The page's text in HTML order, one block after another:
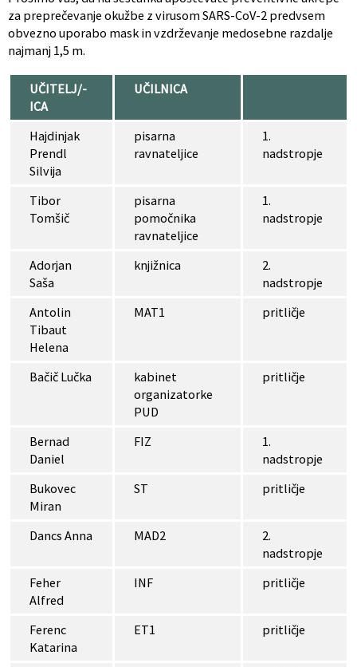
za preprečevanje okužbe z virusom SARS-CoV-2 predvsem
obvezno uporabo mask in vzdrževanje medosebne razdalje
najmanj 1,5 m.
UČITELJ/-
ICA
UČILNICA
Hajdinjak
Prendl
Silvija
pisarna
ravnateljice
1.
nadstropje
Tibor
Tomšič
pisarna
pomočnika
ravnateljice
1.
nadstropje
Adorjan
Saša
knjižnica
2.
nadstropje
Antolin
Tibaut
Helena
MAT1 pritličje
Bačič Lučka
kabinet
organizatorke
PUD
pritličje
Bernad
Daniel
FIZ
1.
nadstropje
Bukovec
Miran
ST pritličje
Dancs Anna MAD2
2.
nadstropje
Feher
Alfred
INF pritličje
Ferenc
Katarina
ET1 pritličje